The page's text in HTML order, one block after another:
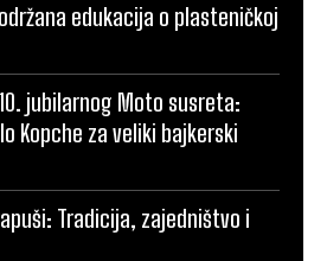
edukacija o plasteničkoj
jubilarnog Moto susreta:
Kopche za veliki bajkerski
Tradicija, zajedništvo i